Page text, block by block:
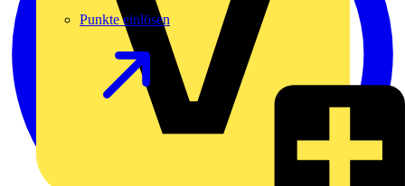
Punkte einlösen